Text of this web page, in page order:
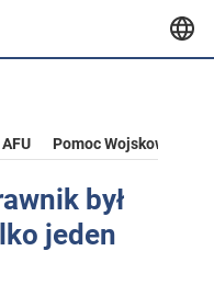
Pomoc Wojskowa Dla
był
jeden